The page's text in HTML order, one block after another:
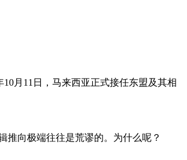
月11日，马来西亚正式接任东盟及其相
推向极端往往是荒谬的。为什么呢？